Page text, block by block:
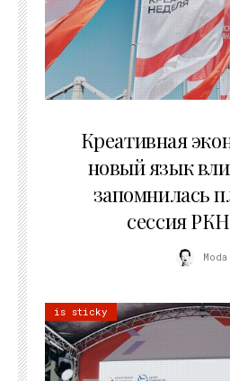
Креативная
новый язык
запомнилась
сессия
Moda
is sticky